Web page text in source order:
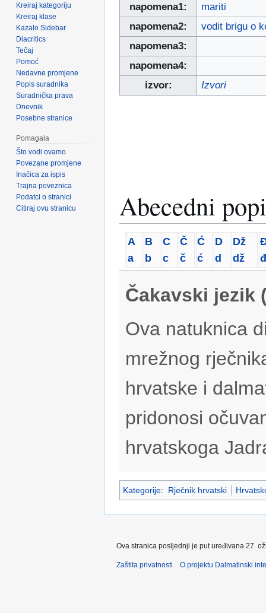
napomena1:
mariti
napomena2:
vodit brigu o
napomena3:
napomena4:
izvor:
Izvori
Abecedni
A
a
B
b
C
c
Č
č
Ć
ć
D
d
Dž
dž
đ
Čakavski jezik
Ova natuknica
mrežnog
hrvatske i
pridonosi
hrvatskoga
Kategorije: Rječnik hrvatski
Kreiraj kategoriju
Kreiraj klase
Kazalo Sidebar
Diacritics
Tečaj
Pomoć
Nedavne promjene
Popis suradnika
Suradnička prava
Dnevnik
Posebne stranice
Pomagala
Što vodi ovamo
Povezane promjene
Inačica za ispis
Trajna poveznica
Podatci o stranici
Citiraj ovu stranicu
Ova stranica posljednji je put uređivana 27.
Zaštita privatnosti O projektu Dalmatinski